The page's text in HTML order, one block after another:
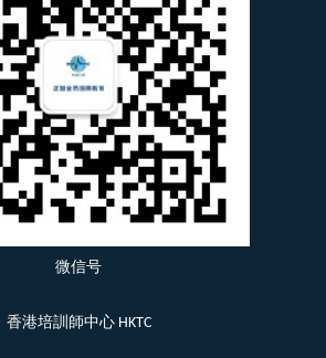
微信号
香港培訓師中心 HKTC